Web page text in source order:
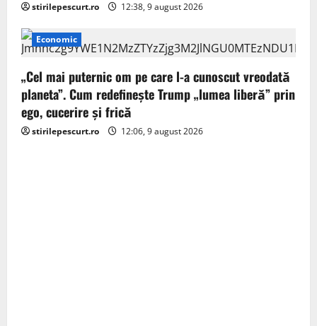
stirilepescurt.ro 12:38, 9 august 2026
Economic
„Cel mai puternic om pe care l-a cunoscut vreodată
planeta”. Cum redefinește Trump „lumea liberă” prin
ego, cucerire și frică
stirilepescurt.ro 12:06, 9 august 2026